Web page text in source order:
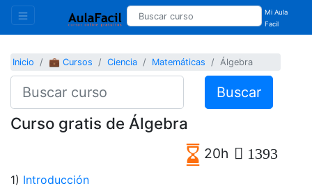
Mi Aula
Facil
Inicio 💼 Cursos Ciencia Matemáticas Álgebra
Buscar
Curso gratis de Álgebra
20h 1393
1) Introducción